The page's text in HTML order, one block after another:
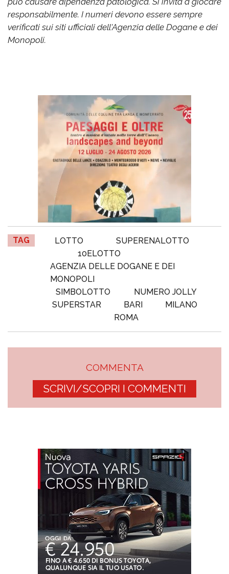
responsabilmente. I numeri devono essere sempre
verificati sui siti ufficiali dell'Agenzia delle Dogane e dei
Monopoli.
TAG LOTTO
SUPERENALOTTO
10ELOTTO
AGENZIA DELLE DOGANE E DEI
MONOPOLI
SIMBOLOTTO
NUMERO JOLLY
SUPERSTAR
BARI
MILANO
ROMA
COMMENTA
SCRIVI/SCOPRI I COMMENTI